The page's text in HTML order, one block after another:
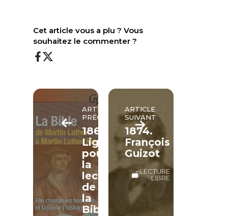
Cet article vous a plu ? Vous
souhaitez le commenter ?
ARTICLE
PRÉCÉDENT
1867.
Ligue
pour
la
lecture
de
la
Bible
ARTICLE
SUIVANT
1874.
François
Guizot
LECTURE
LIBRE